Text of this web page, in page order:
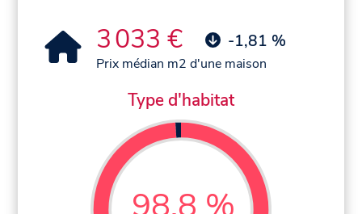
3 033 € -1,81 %
Prix médian m2 d'une maison
Type d'habitat